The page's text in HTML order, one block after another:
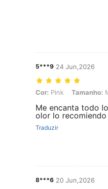
5***9 24 Jun,2026
Cor: Pink, Tamanho: M
Cor: Pink Tamanho:
Me encanta todo
olor lo
Traduzir
8***6 20 Jun,2026